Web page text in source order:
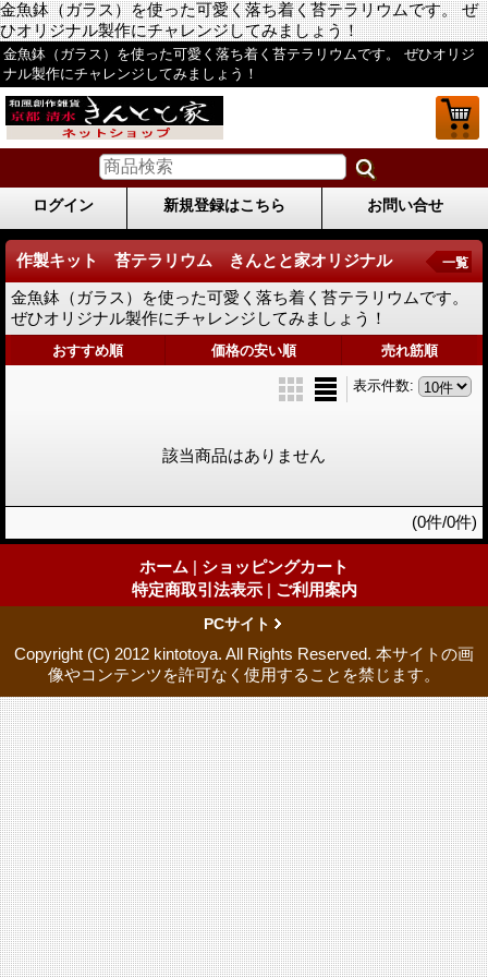
金魚鉢（ガラス）を使った可愛く落ち着く苔テラリウムです。 ぜ
ひオリジナル製作にチャレンジしてみましょう！
金魚鉢（ガラス）を使った可愛く落ち着く苔テラリウムです。 ぜひオリジ
ナル製作にチャレンジしてみましょう！
ログイン 新規登録はこちら お問い合せ
作製キット 苔テラリウム きんとと家オリジナル
金魚鉢（ガラス）を使った可愛く落ち着く苔テラリウムです。
ぜひオリジナル製作にチャレンジしてみましょう！
一覧
おすすめ順 価格の安い順 売れ筋順
表示件数:
該当商品はありません
(0件/0件)
ホーム | ショッピングカート
特定商取引法表示 | ご利用案内
PCサイト
Copyright (C) 2012 kintotoya. All Rights Reserved. 本サイトの画
像やコンテンツを許可なく使用することを禁じます。